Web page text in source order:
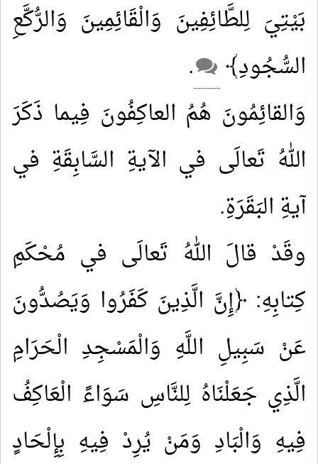
بَيْتِيَ لِلطَّائِفِينَ وَالْقَائِمِينَ وَالرُّكَّعِ
السُّجُودِ﴾
.
وَالقائِمُونَ هُمُ العاكِفُونَ فِيما ذَكَرَ
اللهُ تَعالَى في الآيةِ السَّابِقَةِ في
آيةِ البَقَرَةِ.
وقَدْ قالَ اللهُ تَعالَى في مُحْكَمِ
كِتابِهِ: ﴿إِنَّ الَّذِينَ كَفَرُوا وَيَصُدُّونَ
عَنْ سَبِيلِ اللَّهِ وَالْمَسْجِدِ الْحَرَامِ
الَّذِي جَعَلْنَاهُ لِلنَّاسِ سَوَاءً الْعَاكِفُ
فِيهِ وَالْبَادِ وَمَنْ يُرِدْ فِيهِ بِإِلْحَادٍ